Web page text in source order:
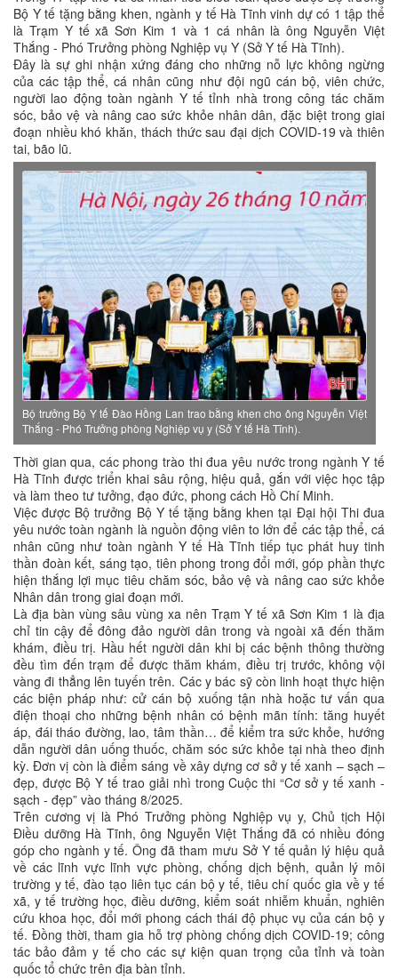
Bộ Y tế tặng bằng khen, ngành y tế Hà Tĩnh vinh dự có 1 tập thể
là Trạm Y tế xã Sơn Kim 1 và 1 cá nhân là ông Nguyễn Việt
Thắng - Phó Trưởng phòng Nghiệp vụ Y (Sở Y tế Hà Tĩnh).
Đây là sự ghi nhận xứng đáng cho những nỗ lực không ngừng
của các tập thể, cá nhân cũng như đội ngũ cán bộ, viên chức,
người lao động toàn ngành Y tế tỉnh nhà trong công tác chăm
sóc, bảo vệ và nâng cao sức khỏe nhân dân, đặc biệt trong giai
đoạn nhiều khó khăn, thách thức sau đại dịch COVID-19 và thiên
tai, bão lũ.
Bộ trưởng Bộ Y tế Đào Hồng Lan trao bằng khen cho ông Nguyễn Việt
Thắng - Phó Trưởng phòng Nghiệp vụ y (Sở Y tế Hà Tĩnh).
Thời gian qua, các phong trào thi đua yêu nước trong ngành Y tế
Hà Tĩnh được triển khai sâu rộng, hiệu quả, gắn với việc học tập
và làm theo tư tưởng, đạo đức, phong cách Hồ Chí Minh.
Việc được Bộ trưởng Bộ Y tế tặng bằng khen tại Đại hội Thi đua
yêu nước toàn ngành là nguồn động viên to lớn để các tập thể, cá
nhân cũng như toàn ngành Y tế Hà Tĩnh tiếp tục phát huy tinh
thần đoàn kết, sáng tạo, tiên phong trong đổi mới, góp phần thực
hiện thắng lợi mục tiêu chăm sóc, bảo vệ và nâng cao sức khỏe
Nhân dân trong giai đoạn mới.
Là địa bàn vùng sâu vùng xa nên Trạm Y tế xã Sơn Kim 1 là địa
chỉ tin cậy để đông đảo người dân trong và ngoài xã đến thăm
khám, điều trị. Hầu hết người dân khi bị các bệnh thông thường
đều tìm đến trạm để được thăm khám, điều trị trước, không vội
vàng đi thẳng lên tuyến trên. Các y bác sỹ còn linh hoạt thực hiện
các biện pháp như: cử cán bộ xuống tận nhà hoặc tư vấn qua
điện thoại cho những bệnh nhân có bệnh mãn tính: tăng huyết
áp, đái tháo đường, lao, tâm thần… để kiểm tra sức khỏe, hướng
dẫn người dân uống thuốc, chăm sóc sức khỏe tại nhà theo định
kỳ. Đơn vị còn là điểm sáng về xây dựng cơ sở y tế xanh – sạch –
đẹp, được Bộ Y tế trao giải nhì trong Cuộc thi “Cơ sở y tế xanh -
sạch - đẹp” vào tháng 8/2025.
Trên cương vị là Phó Trưởng phòng Nghiệp vụ y, Chủ tịch Hội
Điều dưỡng Hà Tĩnh, ông Nguyễn Việt Thắng đã có nhiều đóng
góp cho ngành y tế. Ông đã tham mưu Sở Y tế quản lý hiệu quả
về các lĩnh vực lĩnh vực phòng, chống dịch bệnh, quản lý môi
trường y tế, đào tạo liên tục cán bộ y tế, tiêu chí quốc gia về y tế
xã, y tế trường học, điều dưỡng, kiểm soát nhiễm khuẩn, nghiên
cứu khoa học, đổi mới phong cách thái độ phục vụ của cán bộ y
tế. Đồng thời, tham gia hỗ trợ phòng chống dịch COVID-19; công
tác bảo đảm y tế cho các sự kiện quan trọng của tỉnh và toàn
quốc tổ chức trên địa bàn tỉnh.